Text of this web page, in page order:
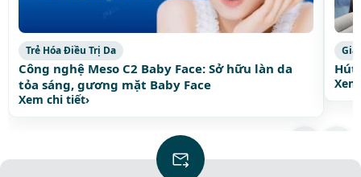
Trẻ Hóa Điều Trị Da
Công nghệ Meso C2 Baby Face: Sở hữu làn da
tỏa sáng, gương mặt Baby Face
Xem chi tiết›
Hút